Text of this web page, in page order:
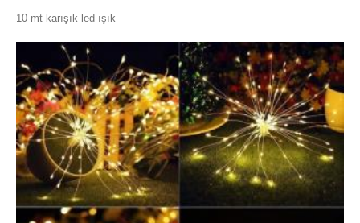
10 mt karışık led ışık